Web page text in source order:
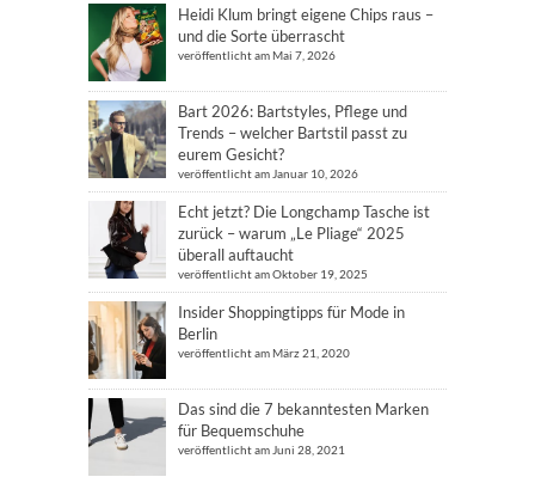
Heidi Klum bringt eigene Chips raus –
und die Sorte überrascht
veröffentlicht am Mai 7, 2026
Bart 2026: Bartstyles, Pflege und
Trends – welcher Bartstil passt zu
eurem Gesicht?
veröffentlicht am Januar 10, 2026
Echt jetzt? Die Longchamp Tasche ist
zurück – warum „Le Pliage“ 2025
überall auftaucht
veröffentlicht am Oktober 19, 2025
Insider Shoppingtipps für Mode in
Berlin
veröffentlicht am März 21, 2020
Das sind die 7 bekanntesten Marken
für Bequemschuhe
veröffentlicht am Juni 28, 2021